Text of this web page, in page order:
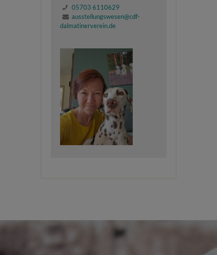
05703 6110629
ausstellungswesen@cdf-
dalmatinerverein.de